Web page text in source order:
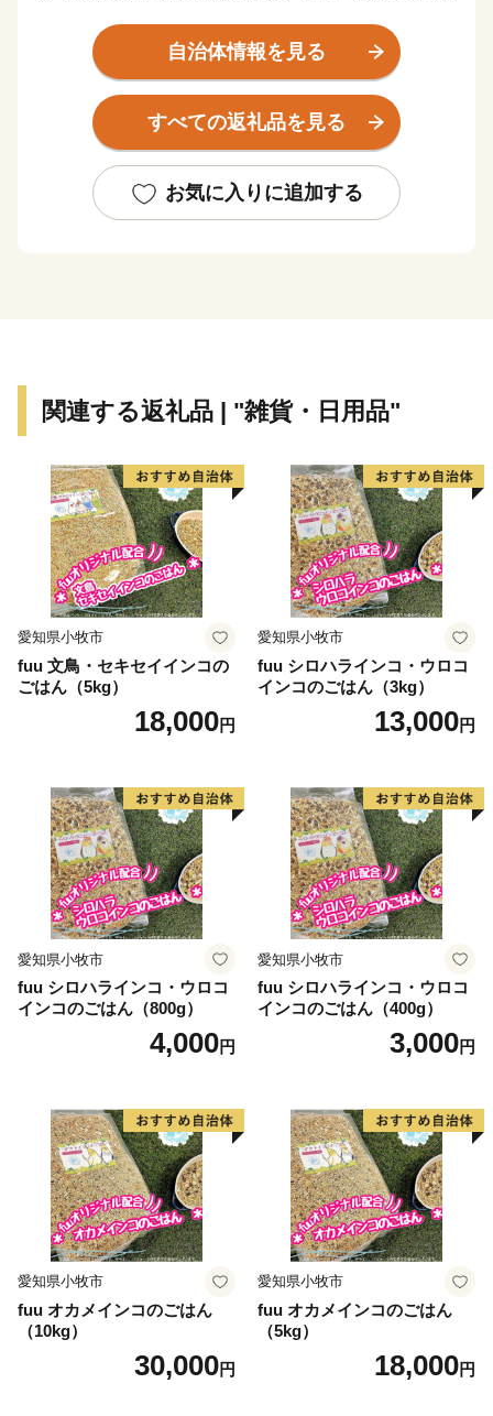
れた岩畳は、地質学的にも貴重であるとともに、長瀞町
を象徴する美しい風景となっており、一帯が、国の名勝
及び天然記念物に指定されています。また、風景だけで
なく、ミシュラン・グリーンガイド・ジャポン一つ星を
ティング等のアクティビティも楽しむことができ、年間
３００万人の観光客の皆さんに訪れていただいていま
特に、結婚から出産・子育てまで切れ目のない支援を積
どもたちが住みやすいまちづくりを進めています。ま
た、観光客の方に更に楽しんでいただけるように観光施
策にも力を入れています。子どもたちをはじめとした町
民の方、観光客の方の笑顔で溢れるまちづくりを行って
参りますので温かいご支援、寄附金を心よりお待ちして
おります。そして、一年中いつ訪れても魅力いっぱいの
観光地「長瀞」へ是非遊びに来て楽しんでください！
※お礼品の贈呈は、町外にお住まいの方です。
品を受取る事ができます。
自治体情報を見る
すべての返礼品を見る
お気に入りに追加する
関連する返礼品 | "雑貨・日用品"
愛知県小牧市
fuu 文鳥・セキセイインコの
ごはん（5kg）
18,000円
愛知県小牧市
fuu シロハラインコ・ウロコ
インコのごはん（3kg）
13,000円
愛知県小牧市
fuu シロハラインコ・ウロコ
インコのごはん（800g）
4,000円
愛知県小牧市
fuu シロハラインコ・ウロコ
インコのごはん（400g）
3,000円
愛知県小牧市
fuu オカメインコのごはん
（10kg）
30,000円
愛知県小牧市
fuu オカメインコのごはん
（5kg）
18,000円